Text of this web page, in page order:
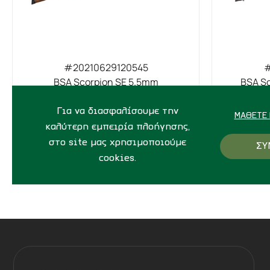
Για να διασφαλίσουμε την
καλύτερη εμπειρία πλοήγησης,
στο site μας χρησιμοποιούμε
cookies.
ΜΆΘΕΤΕ
#20210629120545
BSA Scorpion SE 5.5mm
ΣΕ ΑΠΟΘΕΜΑ
ΜΕΣΩ ΤΗΛΕΦΩΝΟΥ
BSA